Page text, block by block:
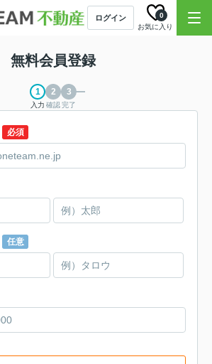
ログイン
お気に入り
0
無料会員登録
入力 確認完了
必須
任意